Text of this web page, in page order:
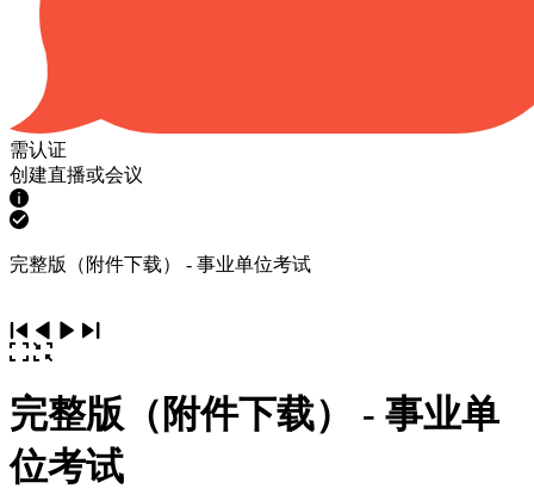
需认证
创建直播或会议
完整版（附件下载） - 事业单位考试
完整版（附件下载） - 事业单
位考试